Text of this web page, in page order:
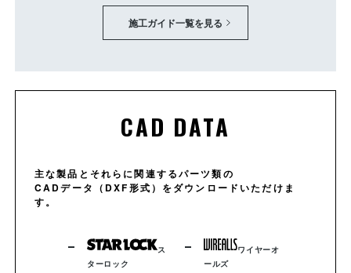
施工ガイド一覧を見る
CAD DATA
主な製品とそれらに関連するパーツ類の
CADデータ（DXF形式）をダウンロードいただけま
す。
ス
ターロック
ワイヤーオ
ールズ